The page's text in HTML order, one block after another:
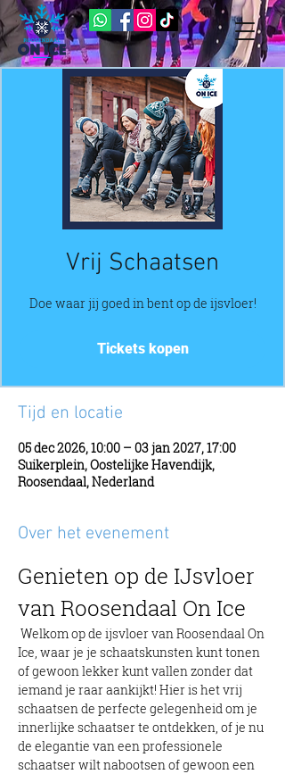
Vrij Schaatsen
Doe waar jij goed in bent op de ijsvloer!
Tickets kopen
Tijd en locatie
05 dec 2026, 10:00 – 03 jan 2027, 17:00
Suikerplein, Oostelijke Havendijk,
Roosendaal, Nederland
Over het evenement
Genieten op de IJsvloer
van Roosendaal On Ice
Ice, waar je je schaatskunsten kunt tonen
of gewoon lekker kunt vallen zonder dat
iemand je raar aankijkt! Hier is het vrij
schaatsen de perfecte gelegenheid om je
innerlijke schaatser te ontdekken, of je nu
de elegantie van een professionele
schaatser wilt nabootsen of gewoon een